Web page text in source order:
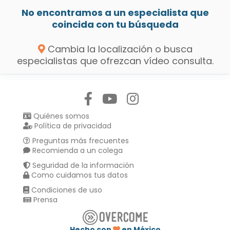
No encontramos a un especialista que
coincida con tu búsqueda
Cambia la localización o busca
especialistas que ofrezcan vídeo consulta.
Quiénes somos
Política de privacidad
Preguntas más frecuentes
Recomienda a un colega
Seguridad de la información
Como cuidamos tus datos
Condiciones de uso
Prensa